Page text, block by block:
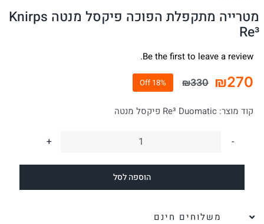
מטרייה מתקפלת הפוכה פיקסל מנטה Knirps
Re³
Be the first to leave a review.
₪330 המחיר
המקורי
היה:
₪270
המחיר
הנוכחי
הוא:
18% Off
קוד מוצר: Re³ Duomatic פיקסל מנטה
כמות
של
מטרייה
הוספה לסל
משלוחים חינם